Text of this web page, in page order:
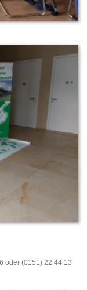
oder (0151) 22 44 13